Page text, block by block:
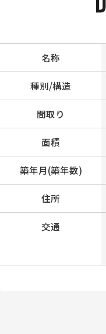
名称
種別/構造
間取り
面積
築年月(築年数)
住所
交通